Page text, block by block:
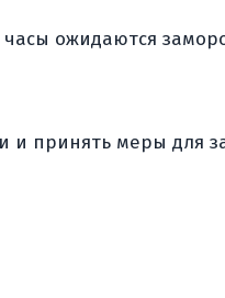
ожидаются
и принять меры для